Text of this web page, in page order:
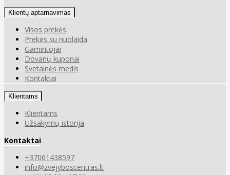
Klientų aptarnavimas
Visos prekės
Prekės su nuolaida
Gamintojai
Dovanų kuponai
Svetainės medis
Kontaktai
Klientams
Klientams
Užsakymų istorija
Kontaktai
+37061438597
info@zvejyboscentras.lt